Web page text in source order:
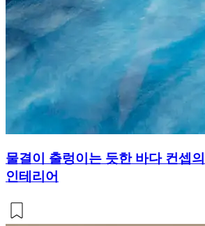
물결이 출렁이는 듯한 바다 컨셉
인테리어